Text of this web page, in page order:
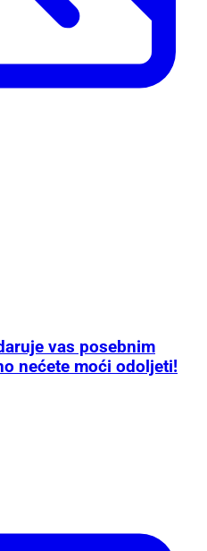
vas posebnim
nećete moći odoljeti!